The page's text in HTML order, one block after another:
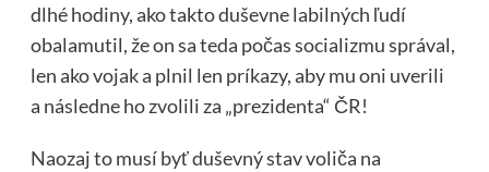
dlhé hodiny, ako takto duševne labilných ľudí
obalamutil, že on sa teda počas socializmu správal,
len ako vojak a plnil len príkazy, aby mu oni uverili
a následne ho zvolili za „prezidenta“ ČR!
Naozaj to musí byť duševný stav voliča na